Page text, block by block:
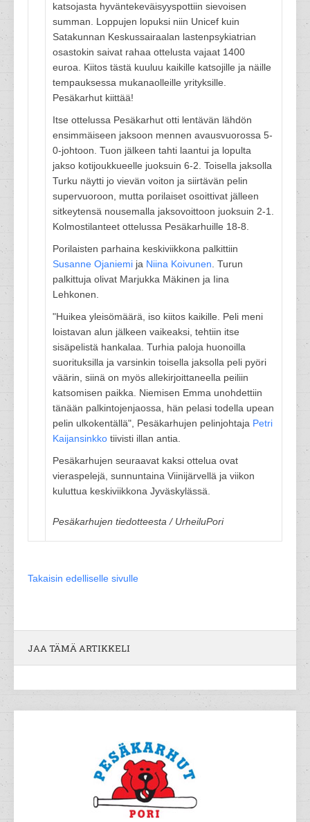
katsojasta hyväntekeväisyyspottiin sievoisen
summan. Loppujen lopuksi niin Unicef kuin
Satakunnan Keskussairaalan lastenpsykiatrian
osastokin saivat rahaa ottelusta vajaat 1400
euroa. Kiitos tästä kuuluu kaikille katsojille ja näille
tempauksessa mukanaolleille yrityksille.
Pesäkarhut kiittää!
Itse ottelussa Pesäkarhut otti lentävän lähdön
ensimmäiseen jaksoon mennen avausvuorossa 5-
0-johtoon. Tuon jälkeen tahti laantui ja lopulta
jakso kotijoukkueelle juoksuin 6-2. Toisella jaksolla
Turku näytti jo vievän voiton ja siirtävän pelin
supervuoroon, mutta porilaiset osoittivat jälleen
sitkeytensä nousemalla jaksovoittoon juoksuin 2-1.
Kolmostilanteet ottelussa Pesäkarhuille 18-8.
Porilaisten parhaina keskiviikkona palkittiin
Susanne Ojaniemi ja Niina Koivunen . Turun
palkittuja olivat Marjukka Mäkinen ja Iina
Lehkonen.
"Huikea yleisömäärä, iso kiitos kaikille. Peli meni
loistavan alun jälkeen vaikeaksi, tehtiin itse
sisäpelistä hankalaa. Turhia paloja huonoilla
suorituksilla ja varsinkin toisella jaksolla peli pyöri
väärin, siinä on myös allekirjoittaneella peiliin
katsomisen paikka. Niemisen Emma unohdettiin
tänään palkintojenjaossa, hän pelasi todella upean
pelin ulkokentällä", Pesäkarhujen pelinjohtaja Petri
Kaijansinkko tiivisti illan antia.
Pesäkarhujen seuraavat kaksi ottelua ovat
vieraspelejä, sunnuntaina Viinijärvellä ja viikon
kuluttua keskiviikkona Jyväskylässä.
Pesäkarhujen tiedotteesta / UrheiluPori
Takaisin edelliselle sivulle
JAA TÄMÄ ARTIKKELI